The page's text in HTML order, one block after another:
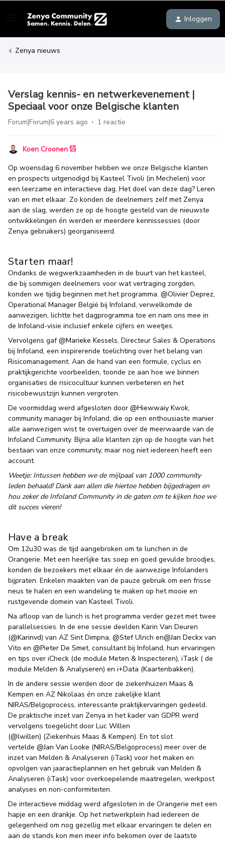
Inloggen
Zenya nieuws
Verslag kennis- en netwerkevenement |
Speciaal voor onze Belgische klanten
Forum|Forum|6 years ago 1 reactie
Koen Croonen
Op woensdag 6 november hebben we onze Belgische klanten
en prospects uitgenodigd bij Kasteel Tivoli (in Mechelen) voor
een leerzame en interactieve dag. Het doel van deze dag? Leren
van en met elkaar. Zo konden de deelnemers zelf met Zenya
aan de slag, werden ze op de hoogte gesteld van de nieuwste
ontwikkelingen én werden er meerdere kennissessies (door
Zenya gebruikers) georganiseerd.
Starten maar!
Ondanks de wegwerkzaamheden in de buurt van het kasteel,
die bij sommigen deelnemers voor wat vertraging zorgden,
konden we tijdig beginnen met het programma. @Olivier Deprez,
Operational Manager België bij Infoland, verwelkomde de
aanwezigen, lichtte het dagprogramma toe en nam ons mee in
de Infoland-visie inclusief enkele cijfers en weetjes.
Vervolgens gaf@Marieke Kessels, Directeur Sales & Operations
bij Infoland, een inspirerende toelichting over het belang van
Risicomanagement. Aan de hand van een formule, cyclus en
praktijkgerichte voorbeelden, toonde ze aan hoe we binnen
organisaties de risicocultuur kunnen verbeteren en het
risicobewustzijn kunnen vergroten.
De voormiddag werd afgesloten door @Hiewwaiy Kwok,
community manager bij Infoland, die op een enthousiaste manier
alle aanwezigen wist te overtuigen over de meerwaarde van de
Infoland Community. Bijna alle klanten zijn op de hoogte van het
bestaan van onze community, maar nog niet iedereen heeft een
account.
Weetje: Intussen hebben we de mijlpaal van 1000 community
leden behaald! Dank aan allen die hiertoe hebben bijgedragen en
hou zeker de Infoland Community in de gaten om te kijken hoe we
dit succes vieren!
Have a break
Om 12u30 was de tijd aangebroken om te lunchen in de
Orangerie. Met een heerlijke tas soep en goed gevulde broodjes,
konden de bezoekers met elkaar én de aanwezige Infolanders
bijpraten. Enkelen maakten van de pauze gebruik om een frisse
neus te halen en een wandeling te maken op het mooie en
rustgevende domein van Kasteel Tivoli.
Na afloop van de lunch is het programma verder gezet met twee
parallelsessies. In de ene sessie deelden Karin Van Deuren
(@Karinvd) van AZ Sint Dimpna, @StefUlrich en@Jan Deckx van
Vito en @Pieter De Smet, consultant bij Infoland, hun ervaringen
en tips over iCheck (de module Meten & Inspecteren), iTask ( de
module Melden & Analyseren) en i+Data (Kaartenbakken).
In de andere sessie werden door de ziekenhuizen Maas &
Kempen en AZ Nikolaas én onze zakelijke klant
NIRAS/Belgoprocess, interessante praktijkervaringen gedeeld.
De praktische inzet van Zenya in het kader van GDPR werd
vervolgens toegelicht door Luc Willen
(@lwillen) (Ziekenhuis Maas & Kempen). En tot slot
vertelde @Jan Van Looke (NIRAS/Belgoprocess) meer over de
inzet van Melden & Analyseren (iTask) voor het maken en
opvolgen van jaaractieplannen en het gebruik van Melden &
Analyseren (iTask) voor overkoepelende maatregelen, werkpost
analyses en non-conformiteiten.
De interactieve middag werd afgesloten in de Orangerie met een
hapje en een drankje. Op het netwerkplein had iedereen de
gelegenheid om nog gezellig met elkaar ervaringen te delen en
aan de stands kon men meer info bekomen over de laatste